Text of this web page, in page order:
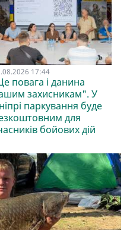
17:44
повага і данина
захисникам". У
паркування буде
для
бойових дій